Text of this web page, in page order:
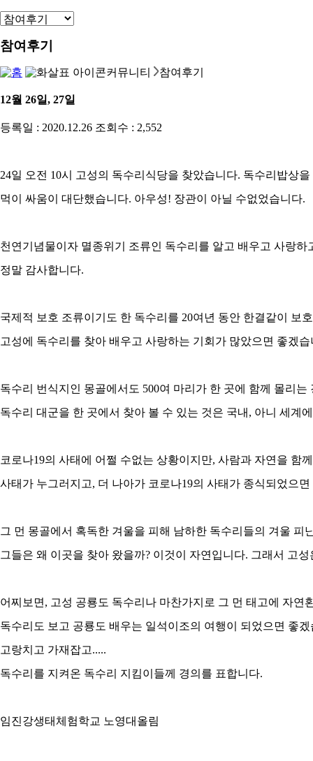
참여후기
커뮤니티 참여후기
12월 26일, 27일
등록일 : 2020.12.26 조회수 : 2,552
24일 오전 10시 고성의 독수리식당을 찾았습니다. 독수리밥상
먹이 싸움이 대단했습니다. 아우성! 장관이 아닐 수없었습니다.
천연기념물이자 멸종위기 조류인 독수리를 알고 배우고 사랑하
정말 감사합니다.
국제적 보호 조류이기도 한 독수리를 20여년 동안 한결같이 보
고성에 독수리를 찾아 배우고 사랑하는 기회가 많았으면 좋겠습
독수리 번식지인 몽골에서도 500여 마리가 한 곳에 함께 몰리는
독수리 대군을 한 곳에서 찾아 볼 수 있는 것은 국내, 아니 세계
코로나19의 사태에 어쩔 수없는 상황이지만, 사람과 자연을 함
사태가 누그러지고, 더 나아가 코로나19의 사태가 종식되었으
그 먼 몽골에서 혹독한 겨울을 피해 남하한 독수리들의 겨울 피
그들은 왜 이곳을 찾아 왔을까? 이것이 자연입니다. 그래서 고
어찌보면, 고성 공룡도 독수리나 마찬가지로 그 먼 태고에 자연
독수리도 보고 공룡도 배우는 일석이조의 여행이 되었으면 좋겠
고랑치고 가재잡고.....
독수리를 지켜온 독수리 지킴이들께 경의를 표합니다.
임진강생태체험학교 노영대올림